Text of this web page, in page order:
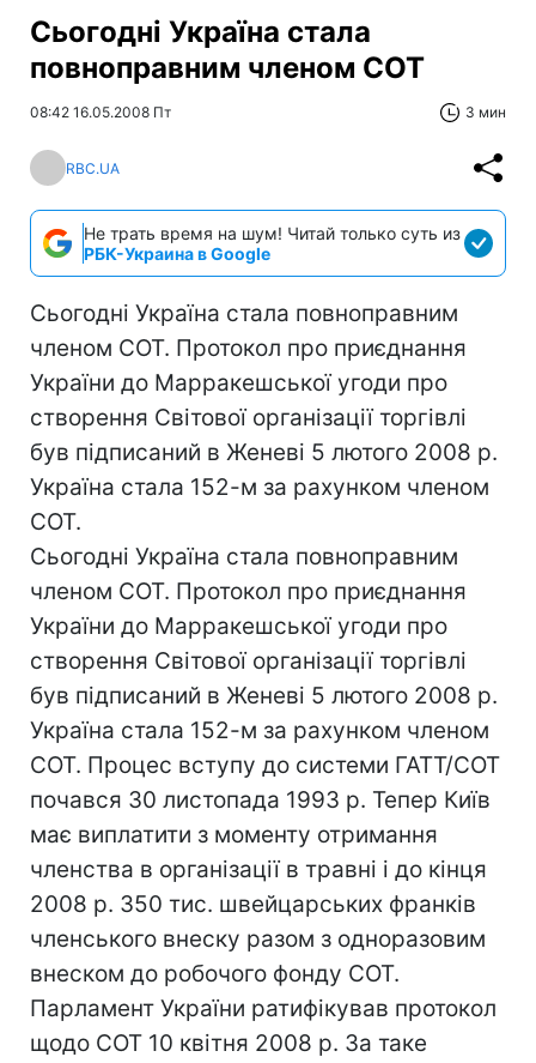
Сьогодні Україна стала
повноправним членом СОТ
08:42 16.05.2008 Пт 3 мин
RBC.UA
Не трать время на шум! Читай только суть из
РБК-Украина в Google
Сьогодні Україна стала повноправним
членом СОТ. Протокол про приєднання
України до Марракешської угоди про
створення Світової організації торгівлі
був підписаний в Женеві 5 лютого 2008 р.
Україна стала 152-м за рахунком членом
СОТ.
Сьогодні Україна стала повноправним
членом СОТ. Протокол про приєднання
України до Марракешської угоди про
створення Світової організації торгівлі
був підписаний в Женеві 5 лютого 2008 р.
Україна стала 152-м за рахунком членом
СОТ. Процес вступу до системи ГАТТ/СОТ
почався 30 листопада 1993 р. Тепер Київ
має виплатити з моменту отримання
членства в організації в травні і до кінця
2008 р. 350 тис. швейцарських франків
членського внеску разом з одноразовим
внеском до робочого фонду СОТ.
Парламент України ратифікував протокол
щодо СОТ 10 квітня 2008 р. За таке